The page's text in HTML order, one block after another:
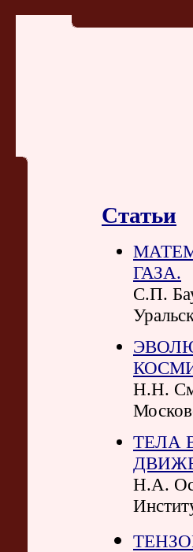
Статьи
ГАЗА.
С.П.
Н.Н.
ТЕЛА
Н.А.